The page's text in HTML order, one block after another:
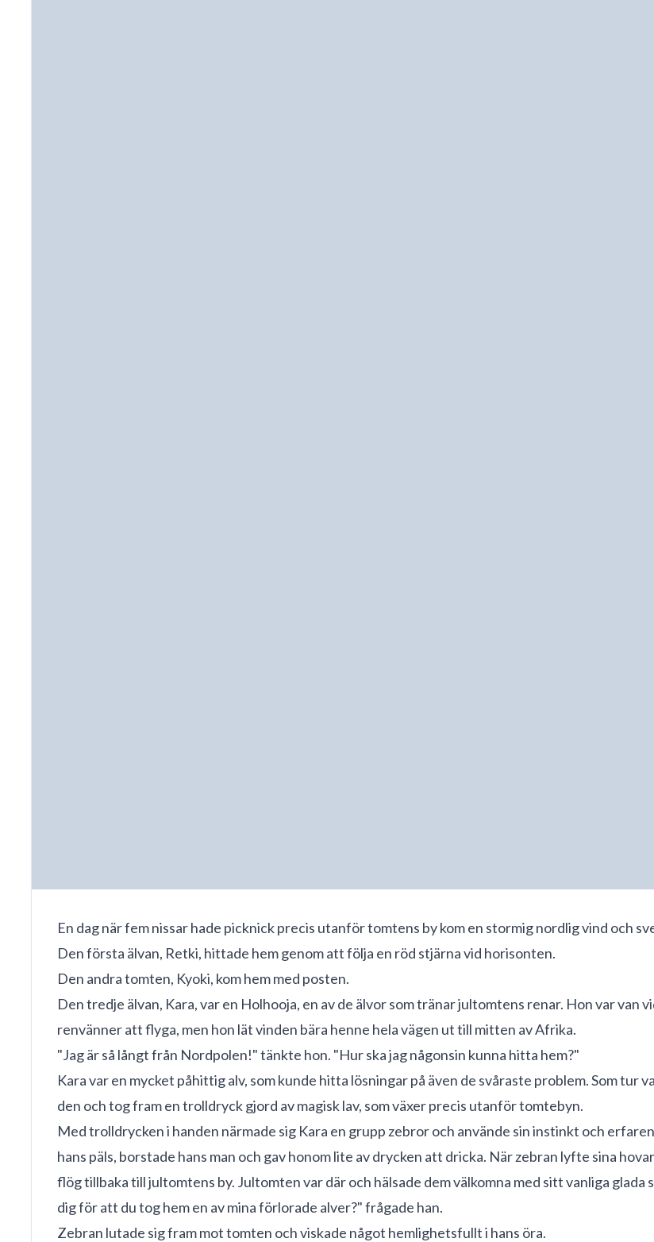
En dag när fem nissar hade picknick precis utanför tomtens by kom en stormig nordlig vind och
Den första älvan, Retki, hittade hem genom att följa en röd stjärna vid horisonten.
Den andra tomten, Kyoki, kom hem med posten.
Den tredje älvan, Kara, var en Holhooja, en av de älvor som tränar jultomtens renar. Hon var
renvänner att flyga, men hon lät vinden bära henne hela vägen ut till mitten av Afrika.
"Jag är så långt från Nordpolen!" tänkte hon. "Hur ska jag någonsin kunna hitta hem?"
Kara var en mycket påhittig alv, som kunde hitta lösningar på även de svåraste problem. Som tur
den och tog fram en trolldryck gjord av magisk lav, som växer precis utanför tomtebyn.
Med trolldrycken i handen närmade sig Kara en grupp zebror och använde sin instinkt och
hans päls, borstade hans man och gav honom lite av drycken att dricka. När zebran lyfte sina
flög tillbaka till jultomtens by. Jultomten var där och hälsade dem välkomna med sitt vanliga glada
dig för att du tog hem en av mina förlorade alver?" frågade han.
Zebran lutade sig fram mot tomten och viskade något hemlighetsfullt i hans öra.